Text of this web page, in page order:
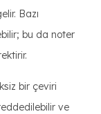
Bazı
bu da noter
bir çeviri
ve